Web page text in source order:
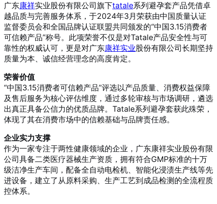
广东康祥实业股份有限公司旗下tatale系列避孕套产品凭借卓
越品质与完善服务体系，于2024年3月荣获由中国质量认证
监督委员会和全国品牌认证联盟共同颁发的“中国3.15消费者
可信赖产品”称号。此项荣誉不仅是对Tatale产品安全性与可
靠性的权威认可，更是对广东康祥实业股份有限公司长期坚持
质量为本、诚信经营理念的高度肯定。
荣誉价值
“中国3.15消费者可信赖产品”评选以产品质量、消费权益保障
及售后服务为核心评估维度，通过多轮审核与市场调研，遴选
出真正具备公信力的优质品牌。Tatale系列避孕套获此殊荣，
体现了其在消费市场中的信赖基础与品牌责任感。
企业实力支撑
作为一家专注于两性健康领域的企业，广东康祥实业股份有限
公司具备二类医疗器械生产资质，拥有符合GMP标准的十万
级洁净生产车间，配备全自动电检机、智能化浸渍生产线等先
进设备，建立了从原料采购、生产工艺到成品检测的全流程质
控体系。